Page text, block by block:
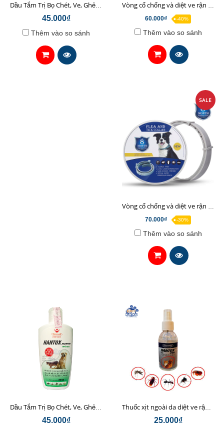
45.000₫
Thêm vào so sánh
60.000₫
-40%
Thêm vào so sánh
SALE
70.000₫
-30%
Thêm vào so sánh
45.000₫ 25.000₫